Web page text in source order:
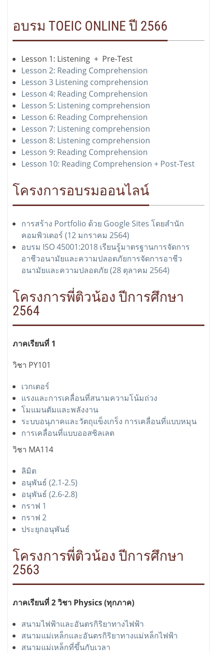
อบรม TOEIC ONLINE ปี 2566
Lesson 1: Listening + Pre-Test
Lesson 2: Reading Comprehension
Lesson 3 Listening comprehension
Lesson 4: Reading Comprehension
Lesson 5: Listening comprehension
Lesson 6: Reading Comprehension
Lesson 7: Listening comprehension
Lesson 8: Listening comprehension
Lesson 9: Reading Comprehension
Lesson 10: Reading Comprehension + Post-Test
โครงการอบรมออนไลน์
การสร้าง Portfolio ด้วย Google Sites โดยสำนัก
คอมพิวเตอร์ (12 มกราคม 2564)
อบรม ISO 45001:2018 เรียนรู้มาตรฐานการจัดการ
อาชีวอนามัยและความปลอดภัยการจัดการอาชีว
อนามัยและความปลอดภัย (28 ตุลาคม 2564)
โครงการพี่ติวน้อง ปีการศึกษา
2564
ภาคเรียนที่ 1
วิชา PY101
เวกเตอร์
แรงและการเคลื่อนที่สนามความโน้มถ่วง
โมแมนตัมและพลังงาน
ระบบอนุภาคและวัตถุแข็งเกร็ง การเคลื่อนที่แบบหมุน
การเคลื่อนที่แบบออสซิลเลต
วิชา MA114
ลิมิต
อนุพันธ์ (2.1-2.5)
อนุพันธ์ (2.6-2.8)
กราฟ 1
กราฟ 2
ประยุกอนุพันธ์
โครงการพี่ติวน้อง ปีการศึกษา
2563
ภาคเรียนที่ 2 วิชา Physics (ทุกภาค)
สนามไฟฟ้าและอันตรกิริยาทางไฟฟ้า
สนามแม่เหล็กและอันตรกิริยาทางแม่หล็กไฟฟ้า
สนามแม่เหล็กที่ขึ้นกับเวลา